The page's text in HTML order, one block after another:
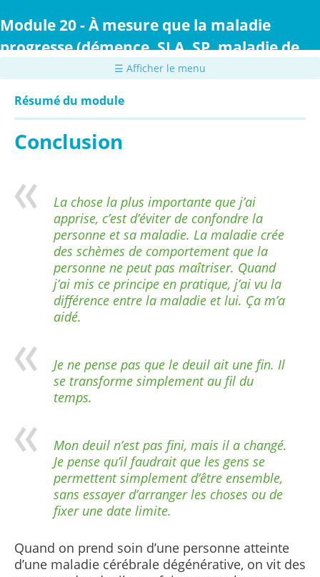
au
principal
Module 20 - À mesure que la maladie
progresse (démence, SLA, SP, maladie de
Parkinson ou maladie de Huntington)
☰ Afficher le menu
Résumé du module
Conclusion
La chose la plus importante que j’ai
apprise, c’est d’éviter de confondre la
personne et sa maladie. La maladie crée
des schèmes de comportement que la
personne ne peut pas maîtriser. Quand
j’ai mis ce principe en pratique, j’ai vu la
différence entre la maladie et lui. Ça m’a
aidé.
Je ne pense pas que le deuil ait une fin. Il
se transforme simplement au fil du
temps.
Mon deuil n’est pas fini, mais il a changé.
Je pense qu’il faudrait que les gens se
permettent simplement d’être ensemble,
sans essayer d’arranger les choses ou de
fixer une date limite.
Quand on prend soin d’une personne atteinte
d’une maladie cérébrale dégénérative, on vit des